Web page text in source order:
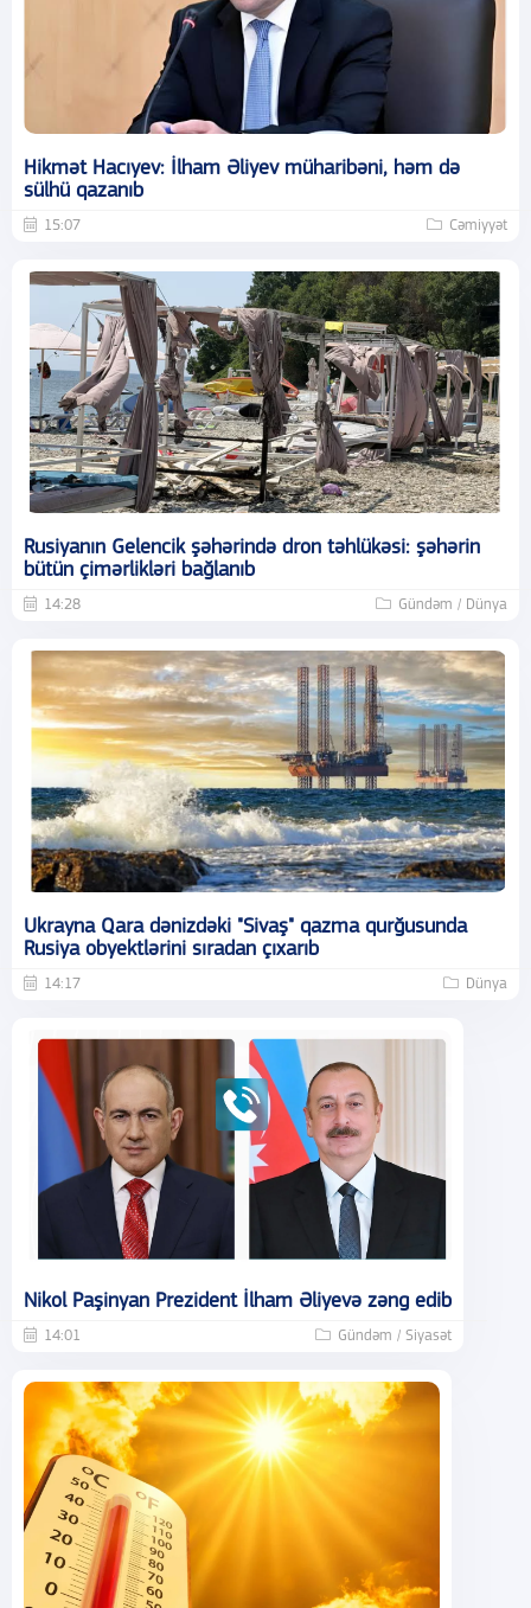
Hikmət Hacıyev: İlham Əliyev müharibəni, həm də
sülhü qazanıb
15:07 Cəmiyyət
Rusiyanın Gelencik şəhərində dron təhlükəsi: şəhərin
bütün çimərlikləri bağlanıb
14:28 Gündəm / Dünya
Ukrayna Qara dənizdəki "Sivaş" qazma qurğusunda
Rusiya obyektlərini sıradan çıxarıb
14:17 Dünya
Nikol Paşinyan Prezident İlham Əliyevə zəng edib
14:01 Gündəm / Siyasət